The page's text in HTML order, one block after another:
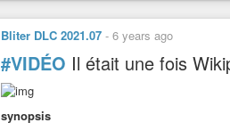
#politique #analyse
Bliter DLC 2021.07 - 6 years ago
#VIDÉO Il était une fois
synopsis